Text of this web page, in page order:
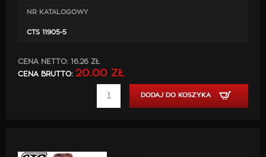
NR KATALOGOWY
CTS 11905-5
CENA NETTO: 16.26 ZŁ
CENA BRUTTO: 20.00 ZŁ
DODAJ DO KOSZYKA